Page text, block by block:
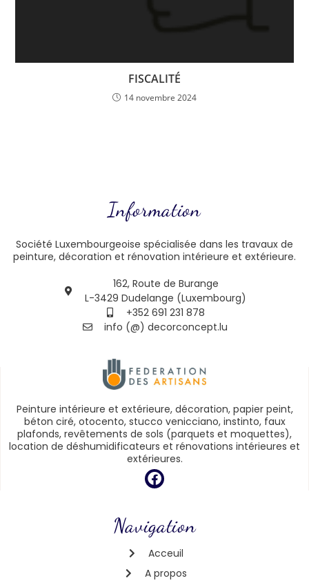
FISCALITÉ
14 novembre 2024
Information
Société Luxembourgeoise spécialisée dans les travaux de
peinture, décoration et rénovation intérieure et extérieure.
162, Route de Burange
L-3429 Dudelange (Luxembourg)
+352 691 231 878
info (@) decorconcept.lu
Peinture intérieure et extérieure, décoration, papier peint,
béton ciré, otocento, stucco venicciano, instinto, faux
plafonds, revêtements de sols (parquets et moquettes),
location de déshumidificateurs et rénovations intérieures et
extérieures.
Navigation
Acceuil
A propos